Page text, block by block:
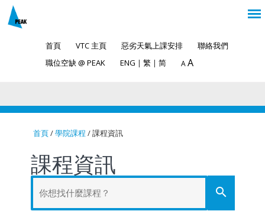
首頁 VTC 主頁 惡劣天氣上課安排
聯絡我們
職位空缺 @ PEAK
ENG | 繁 | 简 A A
You are here
首頁/學院課程 / 課程資訊
課程資訊
search